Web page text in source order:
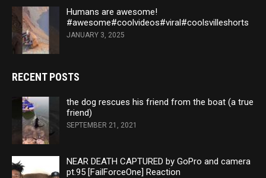
Humans are awesome!
#awesome#coolvideos#viral#coolsvilleshorts
JANUARY 3, 2025
RECENT POSTS
the dog rescues his friend from the boat (a true
friend)
SEPTEMBER 21, 2021
NEAR DEATH CAPTURED by GoPro and camera
pt.95 [FailForceOne] Reaction